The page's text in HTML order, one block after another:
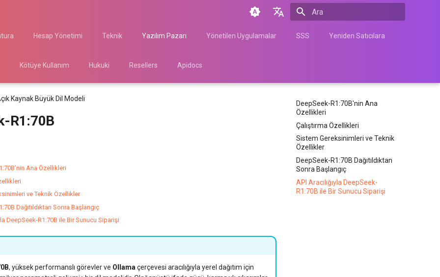
English
Español
Hesap Yönetimi Teknik Yazılım Pazarı Yönetilen Uygulamalar SSS Yeniden Satıcılara
Kötüye Kullanım Hukuki Resellers Apidocs
DeepSeek-R1:70B'nin Ana
Özellikleri
Çalıştırma Özellikleri
Sistem Gereksinimleri ve Teknik
Özellikler
DeepSeek-R1:70B Dağıtıldıktan
Sonra Başlangıç
API Aracılığıyla DeepSeek-
R1:70B ile Bir Sunucu Siparişi
Kaynak Büyük Dil Modeli
R1:70B
Ana Özellikleri
ve Teknik Özellikler
Dağıtıldıktan Sonra Başlangıç
DeepSeek-R1:70B ile Bir Sunucu Siparişi
, yüksek performanslı görevler ve Ollamaçerçevesi aracılığıyla yerel dağıtım için